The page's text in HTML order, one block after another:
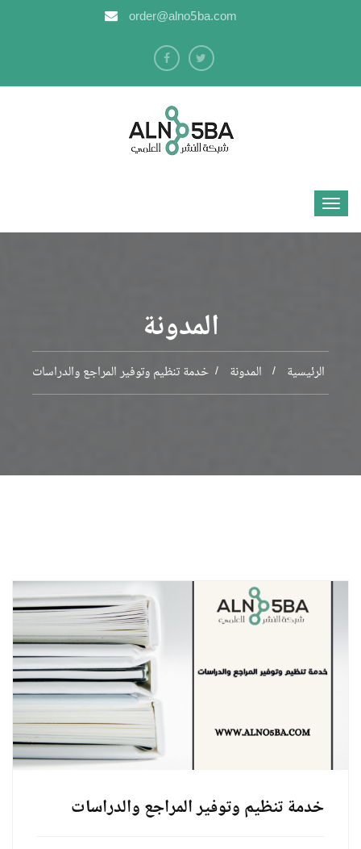
order@alno5ba.com
المدونة
خدمة تنظيم وتوفير المراجع والدراسات المدونة الرئيسية
خدمة تنظيم وتوفير المراجع والدراسات